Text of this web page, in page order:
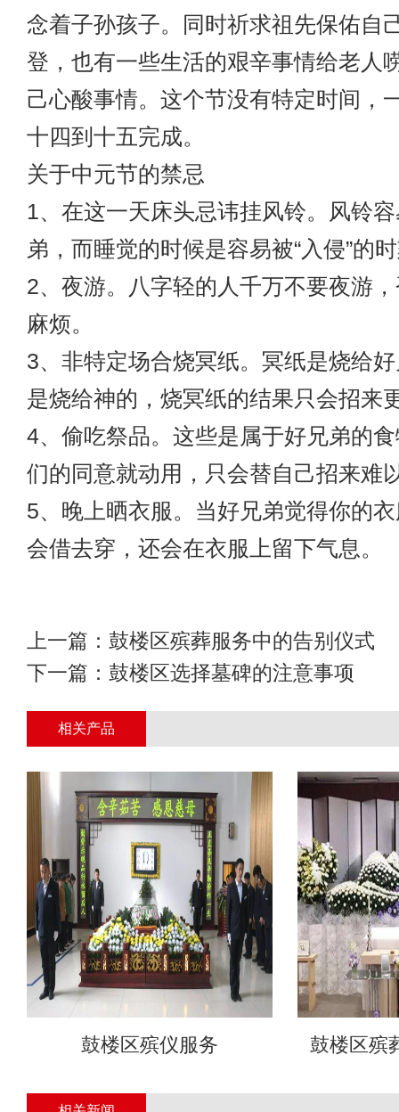
念着子孙孩子。同时祈求祖先保佑自
登，也有一些生活的艰辛事情给老人
己心酸事情。这个节没有特定时间，
十四到十五完成。
关于中元节的禁忌
1、在这一天床头忌讳挂风铃。风铃
弟，而睡觉的时候是容易被“入侵”的
2、夜游。八字轻的人千万不要夜游
麻烦。
3、非特定场合烧冥纸。冥纸是烧给
是烧给神的，烧冥纸的结果只会招来
4、偷吃祭品。这些是属于好兄弟的
们的同意就动用，只会替自己招来难
5、晚上晒衣服。当好兄弟觉得你的
会借去穿，还会在衣服上留下气息。
上一篇： 鼓楼区殡葬服务中的告别仪式
下一篇： 鼓楼区选择墓碑的注意事项
相关产品
鼓楼区殡仪服务 鼓楼区殡